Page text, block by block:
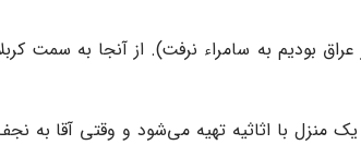
بودیم به سامراء نرفت). از آنجا به سمت
منزل با اثاثیه تهیه می‌شود و وقتی آقا به